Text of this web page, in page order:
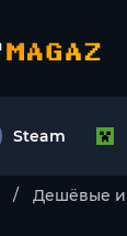
Steam
Дешёвые